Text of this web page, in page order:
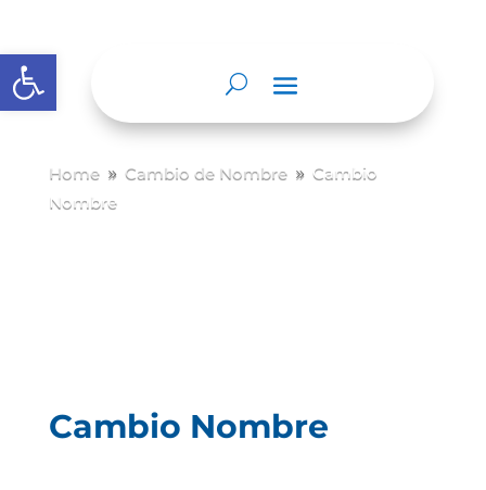
Abrir barra de herramientas
Home 9 Cambio de Nombre 9 Cambio
Nombre
Cambio Nombre